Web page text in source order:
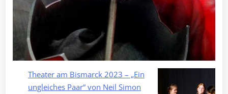
Theater am Bismarck 2023 – „Ein
ungleiches Paar“ von Neil Simon